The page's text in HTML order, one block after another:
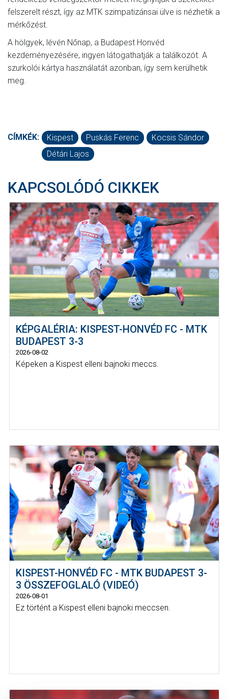
felszerelt részt, így az MTK szimpatizánsai ülve is nézhetik a
mérkőzést.
A hölgyek, lévén Nőnap, a Budapest Honvéd
kezdeményezésére, ingyen látogathatják a találkozót. A
szurkolói kártya használatát azonban, így sem kerülhetik
meg.
CÍMKÉK: Kispest Puskás Ferenc
Kocsis Sándor
Détári Lajos
KAPCSOLÓDÓ CIKKEK
KÉPGALÉRIA: KISPEST-HONVÉD FC - MTK
BUDAPEST 3-3
2026-08-02
Képeken a Kispest elleni bajnoki meccs.
KISPEST-HONVÉD FC - MTK BUDAPEST 3-
3 ÖSSZEFOGLALÓ (VIDEÓ)
2026-08-01
Ez történt a Kispest elleni bajnoki meccsen.